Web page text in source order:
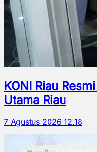
KONI Riau
Utama Riau
7 Agustus 2026 12.18